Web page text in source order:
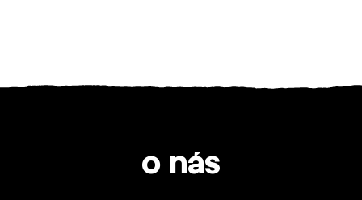
o nás